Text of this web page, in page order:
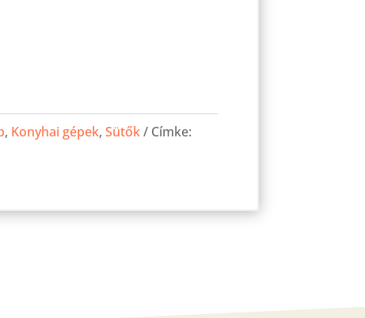
, Konyhai gépek, Sütők
Címke: